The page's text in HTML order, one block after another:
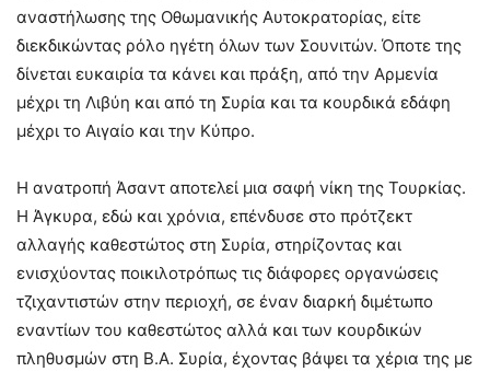
αναστήλωσης της Οθωμανικής Αυτοκρατορίας, είτε
διεκδικώντας ρόλο ηγέτη όλων των Σουνιτών. Όποτε της
δίνεται ευκαιρία τα κάνει και πράξη, από την Αρμενία
μέχρι τη Λιβύη και από τη Συρία και τα κουρδικά εδάφη
μέχρι το Αιγαίο και την Κύπρο.
Η ανατροπή Άσαντ αποτελεί μια σαφή νίκη της Τουρκίας.
Η Άγκυρα, εδώ και χρόνια, επένδυσε στο πρότζεκτ
αλλαγής καθεστώτος στη Συρία, στηρίζοντας και
ενισχύοντας ποικιλοτρόπως τις διάφορες οργανώσεις
τζιχαντιστών στην περιοχή, σε έναν διαρκή διμέτωπο
εναντίων του καθεστώτος αλλά και των κουρδικών
πληθυσμών στη Β.Α. Συρία, έχοντας βάψει τα χέρια της με